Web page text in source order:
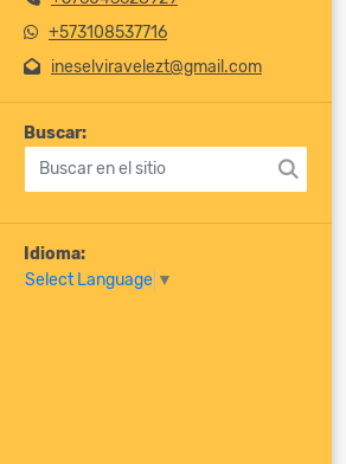
+573108537716
ineselviravelezt@gmail.com
Buscar:
Idioma:
Select Language ▼